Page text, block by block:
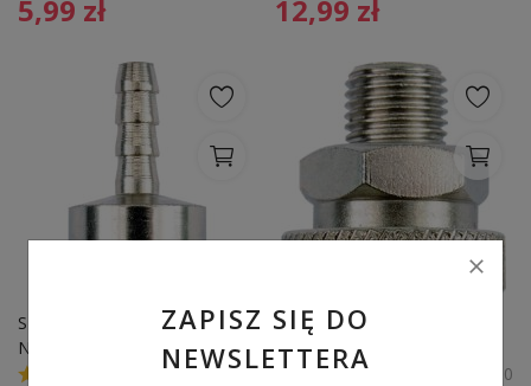
ZAPISZ SIĘ DO
NEWSLETTERA
5,99 zł 12,99 zł
SZYBKOZLACZE GNIAZDO D
NA WAZ 10MM SZT YATO
0
SZYBKOZLACZE GNIAZDO D
GWINT ZEWN.1/4 SZT YATO"
0